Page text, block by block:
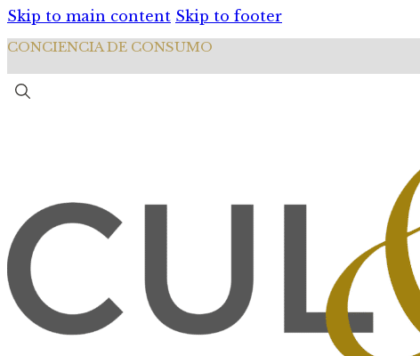
Skip to main content Skip to footer
CONCIENCIA DE CONSUMO